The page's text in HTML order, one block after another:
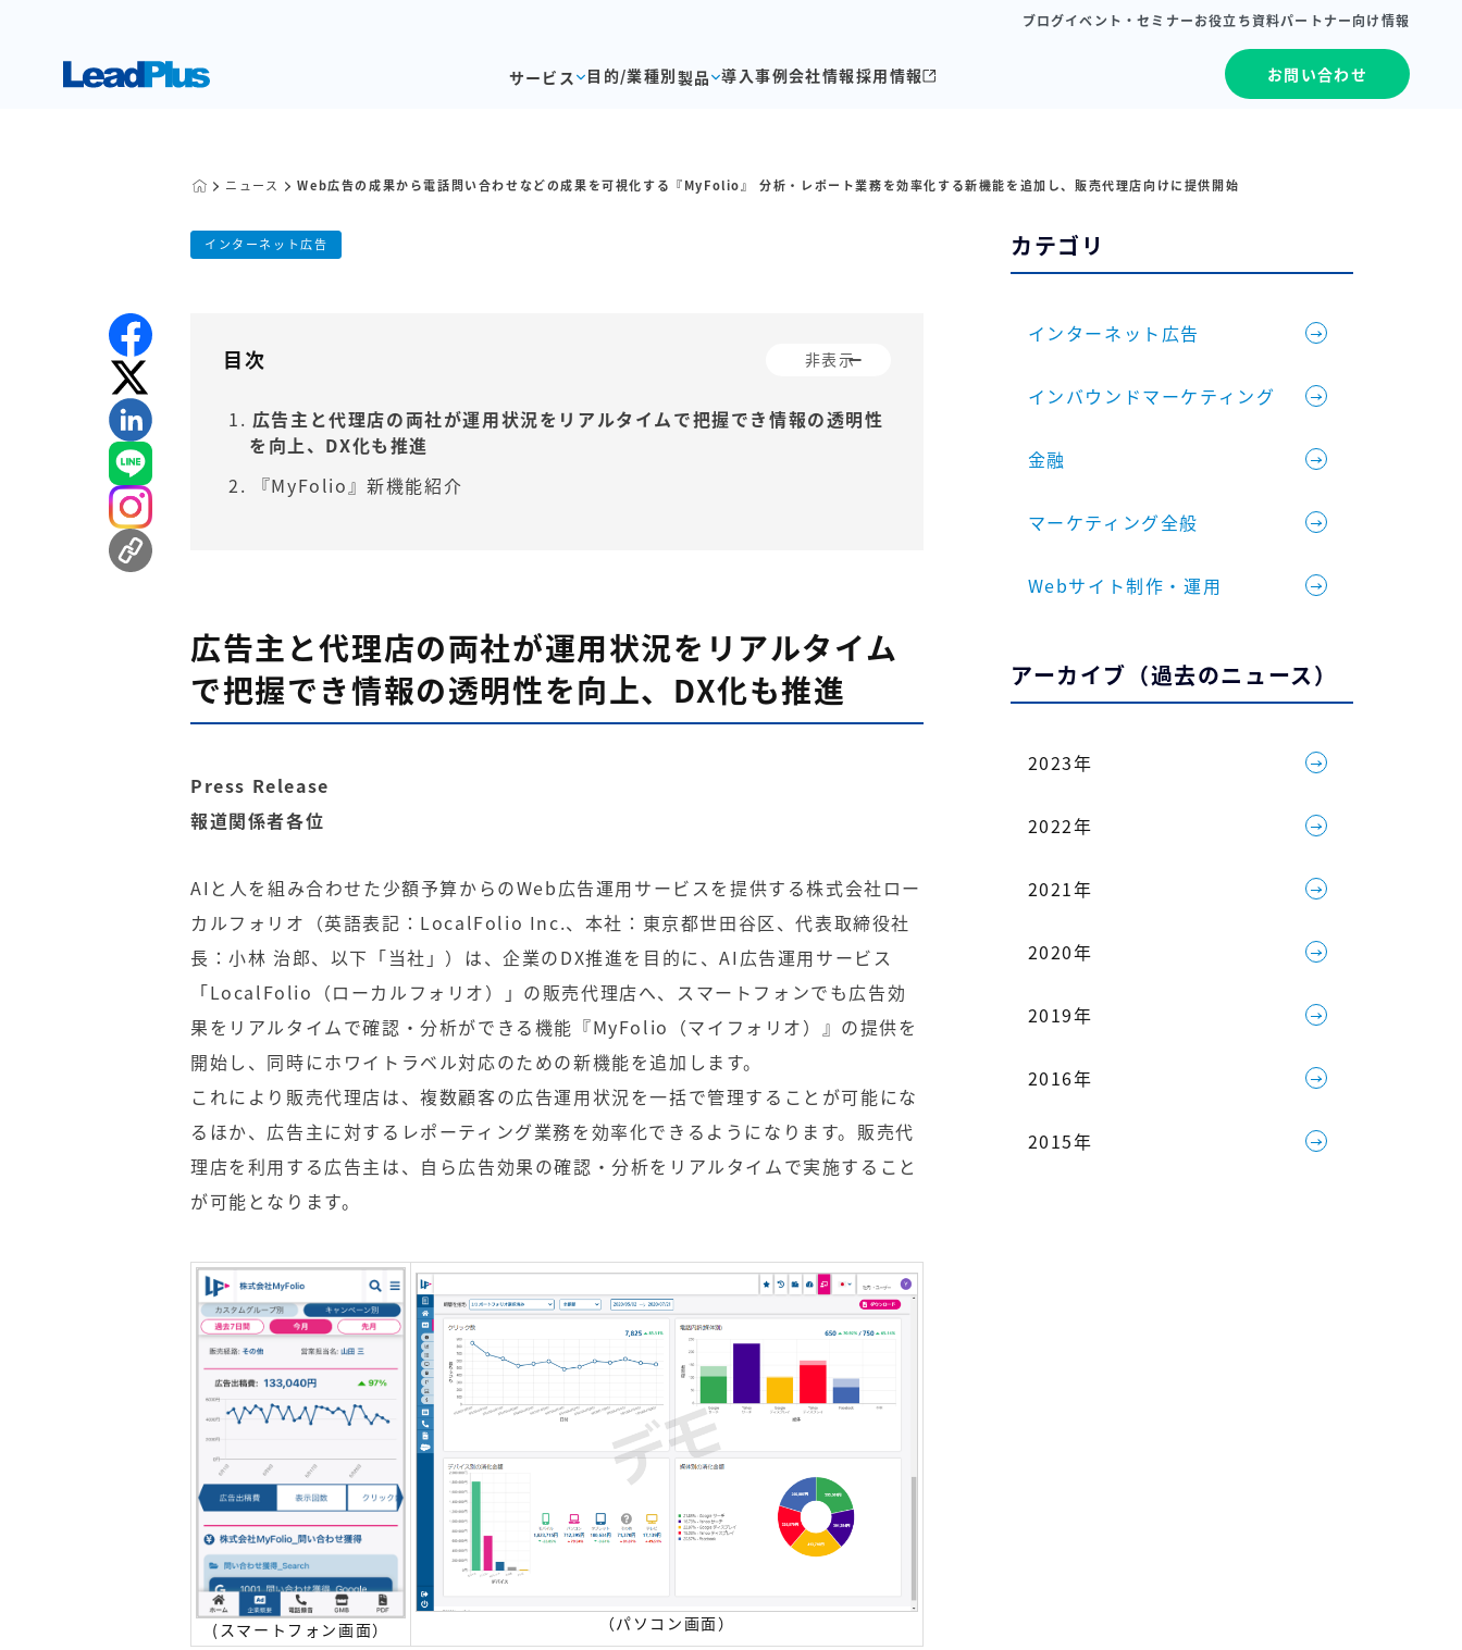
ブログイベント・セミナーお役立ち資料パートナー向け情報
サービス 目的/業種別製品 導入事例会社情報採用情報 お問い合わせ
ニュース Web広告の成果から電話問い合わせなどの成果を可視化する『MyFolio』 分析・レポート業務を効率化する新機能を追加し、販売代理店向けに提供開始
Web広告の成果から電話問い合わせなどの成果を可視化する『
インターネット広告
公開日:2021.06.03
目次
広告主と代理店の両社が運用状況をリアルタイムで把握でき情報の透明性
を向上、DX化も推進
『MyFolio』新機能紹介
広告主と代理店の両社が運用状況をリアルタイム
で把握でき情報の透明性を向上、DX化も推進
Press Release
報道関係者各位
AIと人を組み合わせた少額予算からのWeb広告運用サービスを提供する株式会社ロー
カルフォリオ（英語表記：LocalFolio Inc.、本社：東京都世田谷区、代表取締役社
長：小林 治郎、以下「当社」）は、企業のDX推進を目的に、AI広告運用サービス
「LocalFolio（ローカルフォリオ）」の販売代理店へ、スマートフォンでも広告効
果をリアルタイムで確認・分析ができる機能『MyFolio（マイフォリオ）』の提供を
開始し、同時にホワイトラベル対応のための新機能を追加します。
これにより販売代理店は、複数顧客の広告運用状況を一括で管理することが可能にな
るほか、広告主に対するレポーティング業務を効率化できるようになります。販売代
理店を利用する広告主は、自ら広告効果の確認・分析をリアルタイムで実施すること
が可能となります。
(スマートフォン画面） （パソコン画面）
カテゴリ
インターネット広告
インバウンドマーケティング
金融
マーケティング全般
Webサイト制作・運用
アーカイブ（過去のニュース）
2023年
2022年
2021年
2020年
2019年
2016年
2015年